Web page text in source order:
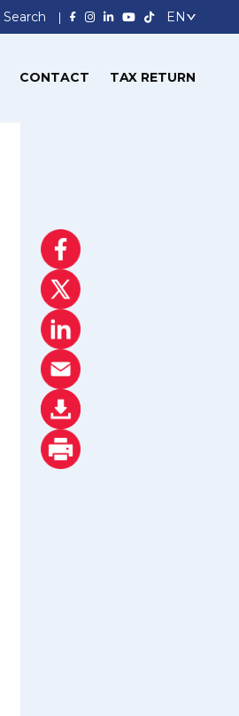
Search
CONTACT TAX RETURN